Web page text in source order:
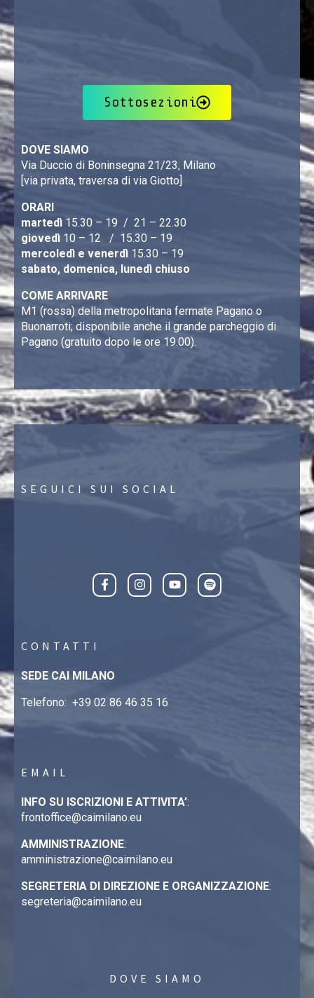
Sottosezioni
DOVE SIAMO
Via Duccio di Boninsegna 21/23, Milano
[via privata, traversa di via Giotto]
ORARI
martedì 15.30 – 19 / 21 – 22.30
giovedì 10 – 12 / 15.30 – 19
mercoledì e venerdì 15.30 – 19
sabato, domenica, lunedì chiuso
COME ARRIVARE
M1 (rossa) della metropolitana fermate Pagano o
Buonarroti; disponibile anche il grande parcheggio di
Pagano (gratuito dopo le ore 19.00).
SEGUICI SUI SOCIAL
CONTATTI
SEDE CAI MILANO
Telefono: +39 02 86 46 35 16
EMAIL
INFO SU ISCRIZIONI E ATTIVITA’:
frontoffice@caimilano.eu
AMMINISTRAZIONE:
amministrazione@caimilano.eu
SEGRETERIA DI DIREZIONE E ORGANIZZAZIONE:
segreteria@caimilano.eu
DOVE SIAMO